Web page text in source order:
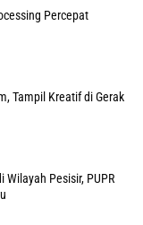
Percepat
Tampil Kreatif di Gerak
Wilayah Pesisir, PUPR